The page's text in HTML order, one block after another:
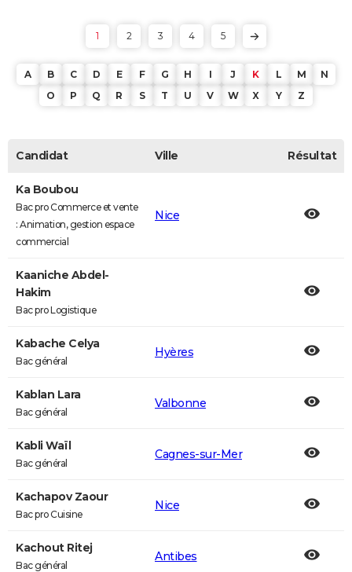
1 2 3 4 5
A B C D E F G H I J K L M
N
O
P Q R S T U V W X Y Z
Candidat Ville Résultat
Ka Boubou
Bac pro Commerce et vente
: Animation, gestion espace
commercial
Nice
Kaaniche Abdel-
Hakim
Bac pro Logistique
Kabache Celya
Bac général
Hyères
Kablan Lara
Bac général
Valbonne
Kabli Waïl
Bac général
Cagnes-sur-Mer
Kachapov Zaour
Bac pro Cuisine
Nice
Kachout Ritej
Bac général
Antibes